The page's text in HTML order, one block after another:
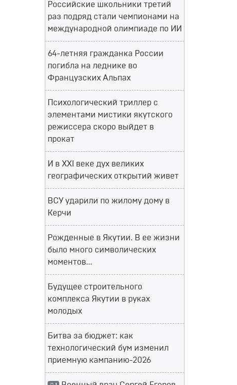
Российские школьники третий
раз подряд стали чемпионами на
международной олимпиаде по ИИ
64-летняя гражданка России
погибла на леднике во
Французских Альпах
Психологический триллер с
элементами мистики якутского
режиссера скоро выйдет в
прокат
И в XXI веке дух великих
географических открытий живет
ВСУ ударили по жилому дому в
Керчи
Рожденные в Якутии. В ее жизни
было много символических
моментов...
Будущее строительного
комплекса Якутии в руках
молодых
Битва за бюджет: как
технологический бум изменил
приемную кампанию-2026